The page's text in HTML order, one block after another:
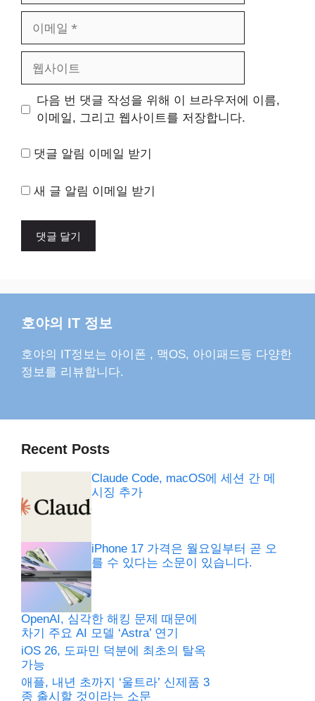
일
트
다음 번 댓글 작성을 위해 이 브라우저에 이름,
이메일, 그리고 웹사이트를 저장합니다.
댓글 알림 이메일 받기
새 글 알림 이메일 받기
호야의 IT 정보
호야의 IT정보는 아이폰 , 맥OS, 아이패드등 다양한
정보를 리뷰합니다.
Recent Posts
Claude Code, macOS에 세션 간 메
시징 추가
iPhone 17 가격은 월요일부터 곧 오
를 수 있다는 소문이 있습니다.
OpenAI, 심각한 해킹 문제 때문에
차기 주요 AI 모델 ‘Astra’ 연기
iOS 26, 도파민 덕분에 최초의 탈옥
가능
애플, 내년 초까지 ‘울트라’ 신제품 3
종 출시할 것이라는 소문